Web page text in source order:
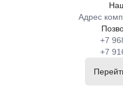
Адрес
+7
+7